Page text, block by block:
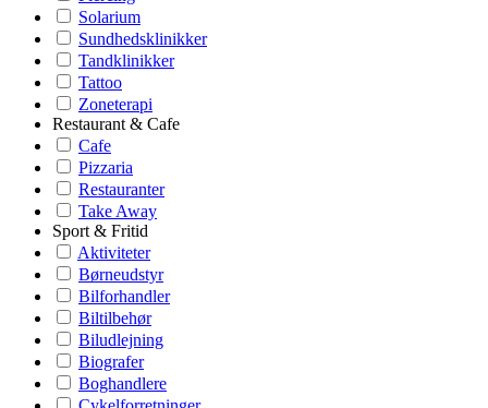
Solarium
Sundhedsklinikker
Tandklinikker
Tattoo
Zoneterapi
Restaurant & Cafe
Cafe
Pizzaria
Restauranter
Take Away
Sport & Fritid
Aktiviteter
Børneudstyr
Bilforhandler
Biltilbehør
Biludlejning
Biografer
Boghandlere